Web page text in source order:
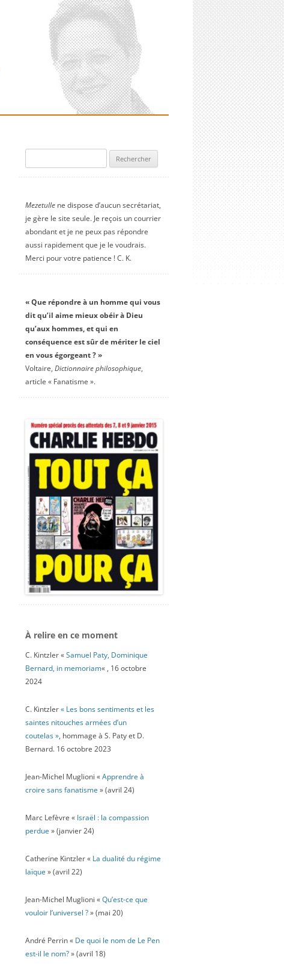
Mezetullene dispose d’aucun secrétariat,
je gère le site seule. Je reçois un courrier
abondant et je ne peux pas répondre
aussi rapidement que je le voudrais.
Merci pour votre patience ! C. K.
« Que répondre à un homme qui vous
dit qu’il aime mieux obéir à Dieu
qu’aux hommes, et qui en
conséquence est sûr de mériter le ciel
en vous égorgeant ? »
Voltaire, Dictionnaire philosophique,
article « Fanatisme ».
À relire en ce moment
C. Kintzler «Samuel Paty, Dominique
Bernard, in memoriam« , 16 octobre
2024
C. Kintzler« Les bons sentiments et les
saintes nitouches armées d’un
coutelas », hommage à S. Paty et D.
Bernard. 16 octobre 2023
Jean-Michel Muglioni «Apprendre à
croire sans fanatisme » (avril 24)
Marc Lefèvre « Israël : la compassion
perdue » (janvier 24)
Catherine Kintzler « La dualité du régime
laïque » (avril 22)
Jean-Michel Muglioni «Qu’est-ce que
vouloir l’universel ?» (mai 20)
André Perrin « De quoi le nom de Le Pen
est-il le nom?» (avril 18)